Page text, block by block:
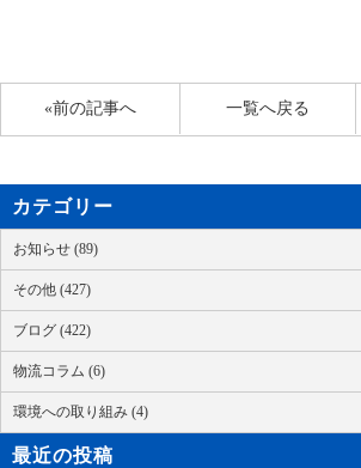
«前の記事へ 一覧へ戻る
カテゴリー
お知らせ (89)
その他 (427)
ブログ (422)
物流コラム (6)
環境への取り組み (4)
最近の投稿